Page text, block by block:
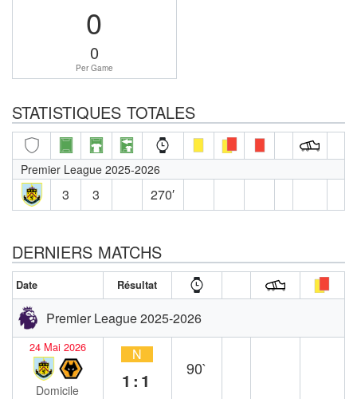
0
0
Per Game
STATISTIQUES TOTALES
Premier League 2025-2026
3 3 270′
DERNIERS MATCHS
Date Résultat
Premier League 2025-2026
24 Mai 2026
Domicile
N
1:1
90`